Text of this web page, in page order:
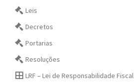
Leis
Decretos
Portarias
Resoluções
LRF – Lei de Responsabilidade Fiscal